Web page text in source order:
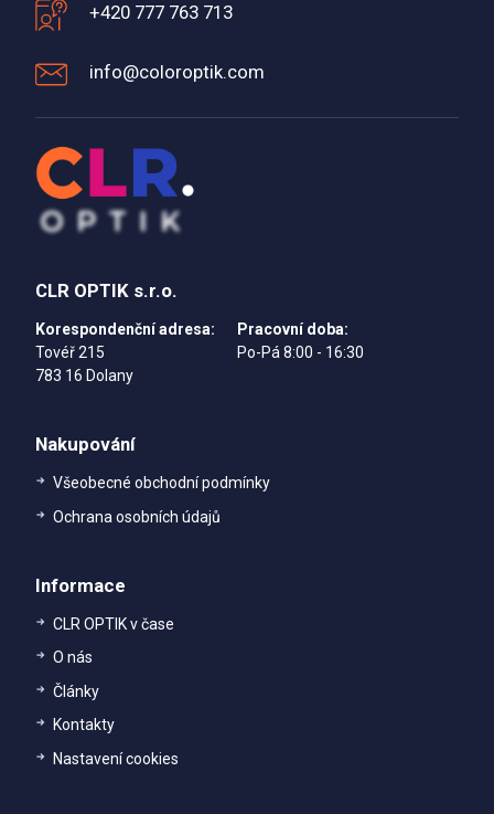
+420 777 763 713
info@coloroptik.com
CLR OPTIK s.r.o.
Korespondenční adresa:
Tovéř 215
783 16 Dolany
Pracovní doba:
Po-Pá 8:00 - 16:30
Nakupování
Všeobecné obchodní podmínky
Ochrana osobních údajů
Informace
CLR OPTIK v čase
O nás
Články
Kontakty
Nastavení cookies